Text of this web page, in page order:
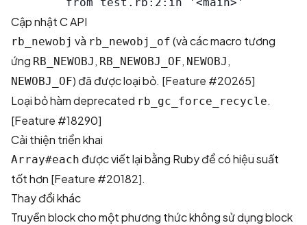
Cập nhật C API
rb_newobj và rb_newobj_of (và các macro tương
ứng RB_NEWOBJ , RB_NEWOBJ_OF, NEWOBJ ,
NEWOBJ_OF) đã được loại bỏ. [Feature #20265]
Loại bỏ hàm deprecated rb_gc_force_recycle.
[Feature #18290]
Cải thiện triển khai
Array#each được viết lại bằng Ruby để có hiệu suất
tốt hơn [Feature #20182].
Thay đổi khác
Truyền block cho một phương thức không sử dụng block